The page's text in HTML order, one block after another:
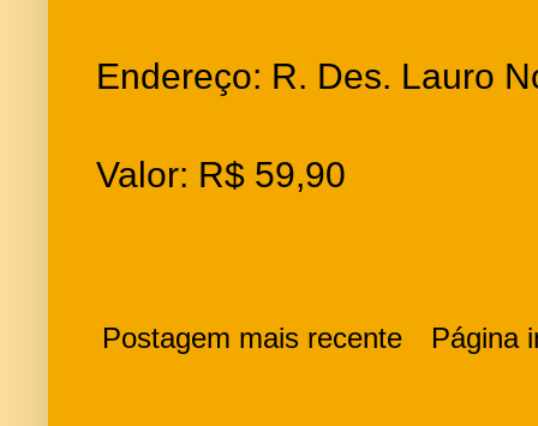
Endereço: R. Des. Lauro
Valor: R$ 59,90
Postagem mais recente Página